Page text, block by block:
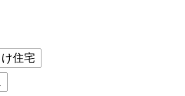
住宅